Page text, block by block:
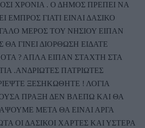
ΧΡΟΝΙΑ . Ο ΔΗΜΟΣ ΠΡΕΠΕΙ ΝΑ
ΕΜΠΡΟΣ ΓΙΑΤΙ ΕΙΝΑΙ ΔΑΣΙΚΟ
ΜΕΡΟΣ ΤΟΥ ΝΗΣΙΟΥ ΕΙΠΑΝ
ΘΑ ΓΙΝΕΙ ΔΙΟΡΘΩΣΗ ΕΙΔΑΤΕ
? ΑΠΛΑ ΕΙΠΑΝ ΣΤΑΧΤΗ ΣΤΑ
.ΑΝΔΡΙΩΤΕΣ ΠΑΤΡΙΩΤΕΣ
ΞΕΣΗΚΩΘΗΤΕ ! ΛΟΓΙΑ
ΠΡΑΞΗ ΔΕΝ ΒΛΕΠΩ ΚΑΙ ΘΑ
ΜΕΤΑ ΘΑ ΕΙΝΑΙ ΑΡΓΑ
ΟΙ ΔΑΣΙΚΟΙ ΧΑΡΤΕΣ ΚΑΙ ΥΣΤΕΡΑ